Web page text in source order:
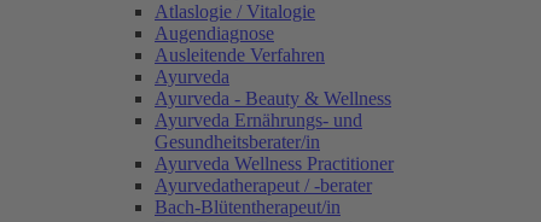
Atlaslogie / Vitalogie
Augendiagnose
Ausleitende Verfahren
Ayurveda
Ayurveda - Beauty & Wellness
Ayurveda Ernährungs- und
Gesundheitsberater/in
Ayurveda Wellness Practitioner
Ayurvedatherapeut / -berater
Bach-Blütentherapeut/in